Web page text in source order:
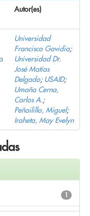
Autor(es)
Universidad
Francisco Gavidia;
Universidad Dr.
José Matías
Delgado; USAID;
Umaña Cerna,
Carlos A.;
Peñailillo, Miguel;
Iraheta, May Evelyn
1